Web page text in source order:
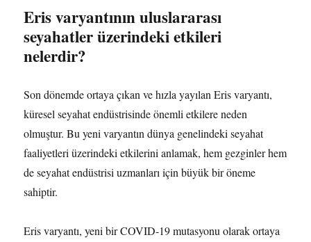
Eris varyantının uluslararası
seyahatler üzerindeki etkileri
nelerdir?
Son dönemde ortaya çıkan ve hızla yayılan Eris varyantı,
küresel seyahat endüstrisinde önemli etkilere neden
olmuştur. Bu yeni varyantın dünya genelindeki seyahat
faaliyetleri üzerindeki etkilerini anlamak, hem gezginler hem
de seyahat endüstrisi uzmanları için büyük bir öneme
sahiptir.
Eris varyantı, yeni bir COVID-19 mutasyonu olarak ortaya